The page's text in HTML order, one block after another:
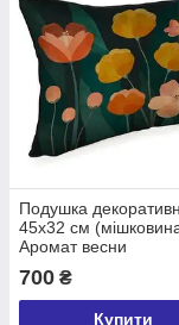
Подушка
45х32 см
Аромат весни
700 ₴
Купити